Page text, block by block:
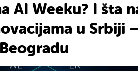
AI Weeku? I šta
u Srbiji